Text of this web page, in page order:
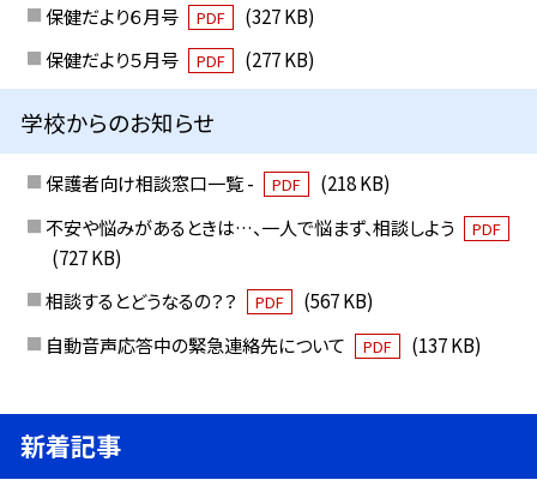
保健だより６月号
PDF
(327 KB)
保健だより５月号
PDF (277 KB)
学校からのお知らせ
保護者向け相談窓口一覧 - PDF
(218 KB)
不安や悩みがあるときは…、一人で悩まず、相談しよう
PDF
(727 KB)
相談するとどうなるの？？
PDF
(567 KB)
自動音声応答中の緊急連絡先について
PDF (137 KB)
新着記事